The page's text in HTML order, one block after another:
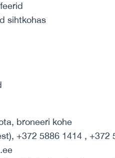
sihtkohas
broneeri kohe
+372 5886 1414 , +372